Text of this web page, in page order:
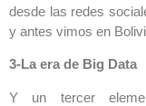
desde las redes
y antes vimos en
3-La era de Big Data
Y un tercer